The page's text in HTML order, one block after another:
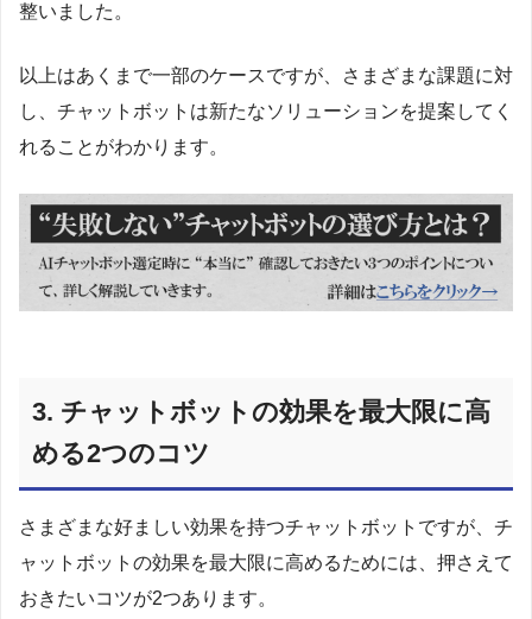
整いました。
以上はあくまで一部のケースですが、さまざまな課題に対
し、チャットボットは新たなソリューションを提案してく
れることがわかります。
3. チャットボットの効果を最大限に高
める2つのコツ
さまざまな好ましい効果を持つチャットボットですが、チ
ャットボットの効果を最大限に高めるためには、押さえて
おきたいコツが2つあります。